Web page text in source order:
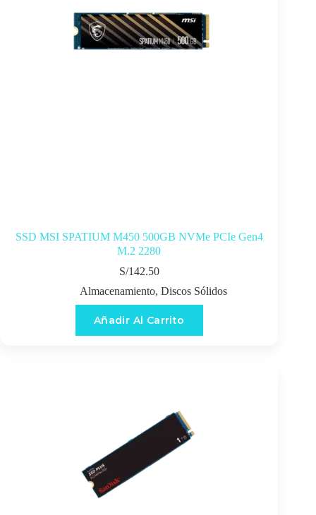
SSD MSI SPATIUM M450 500GB NVMe PCIe Gen4
M.2 2280
S/142.50
Almacenamiento, Discos Sólidos
Añadir Al Carrito